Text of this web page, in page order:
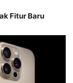
Fitur Baru